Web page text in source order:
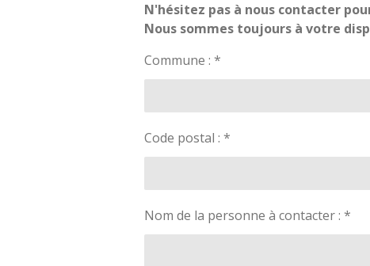
N'hésitez pas à nous contacter
Nous sommes toujours à votre
Commune : *
Code postal : *
Nom de la personne à contacter : *